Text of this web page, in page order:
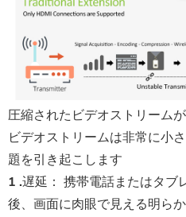
圧縮されたビデオストリーム
ビデオストリームは非常に小
題を引き起こします
1 .遅延： 携帯電話またはタブ
後、画面に肉眼で見える明ら